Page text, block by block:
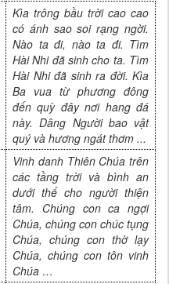
Kìa trông bầu trời cao cao
có ánh sao soi rạng ngời.
Nào ta đi, nào ta đi. Tìm
Hài Nhi đã sinh cho ta. Tìm
Hài Nhi đã sinh ra đời. Kìa
Ba vua từ phương đông
đến quỳ đây nơi hang đá
này. Dâng Người bao vật
quý và hương ngát thơm ...
Vinh danh Thiên Chúa trên
các tầng trời và bình an
dưới thế cho người thiện
tâm. Chúng con ca ngợi
Chúa, chúng con chúc tụng
Chúa, chúng con thờ lạy
Chúa, chúng con tôn vinh
Chúa …